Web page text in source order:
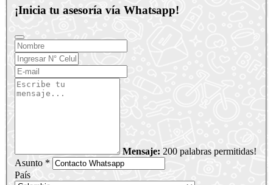
¡Inicia tu asesoría vía Whatsapp!
Mensaje: 200 palabras permitidas!
Asunto *
País